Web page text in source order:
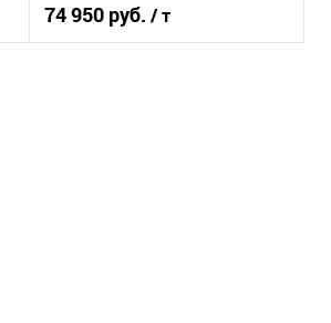
74 950 руб./ т